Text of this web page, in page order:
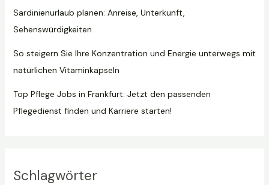
Sardinienurlaub planen: Anreise, Unterkunft,
Sehenswürdigkeiten
So steigern Sie Ihre Konzentration und Energie unterwegs mit
natürlichen Vitaminkapseln
Top Pflege Jobs in Frankfurt: Jetzt den passenden
Pflegedienst finden und Karriere starten!
Schlagwörter